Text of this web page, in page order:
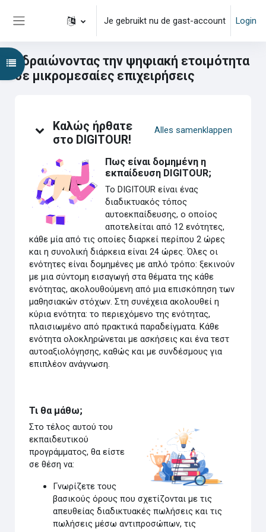
Je gebruikt nu de gast-account Login
Εδραιώνοντας την ψηφιακή ετοιμότητα
σε μικρομεσαίες επιχειρήσεις
Open cursusindex
Overzicht van het onderwerp
Καλώς ήρθατε
στο DIGITOUR!
Alles samenklappen
Πως είναι δομημένη η
εκπαίδευση DIGITOUR;
Το DIGITOUR είναι ένας
διαδικτυακός τόπος
αυτοεκπαίδευσης, ο οποίος
αποτελείται από 12 ενότητες,
κάθε μία από τις οποίες διαρκεί περίπου 2 ώρες
και η συνολική διάρκεια είναι 24 ώρες. Όλες οι
ενότητες είναι δομημένες με απλό τρόπο: ξεκινούν
με μια σύντομη εισαγωγή στα θέματα της κάθε
ενότητας, ακολουθούμενη από μια επισκόπηση των
μαθησιακών στόχων. Στη συνέχεια ακολουθεί η
κύρια ενότητα: το περιεχόμενο της ενότητας,
πλαισιωμένο από πρακτικά παραδείγματα. Κάθε
ενότητα ολοκληρώνεται με ασκήσεις και ένα τεστ
αυτοαξιολόγησης, καθώς και με συνδέσμους για
επιπλέον ανάγνωση.
Τι θα μάθω;
Στο τέλος αυτού του
εκπαιδευτικού
προγράμματος, θα είστε
σε θέση να:
Γνωρίζετε τους
βασικούς όρους που σχετίζονται με τις
απευθείας διαδικτυακές πωλήσεις και τις
πωλήσεις μέσω αντιπροσώπων, τις